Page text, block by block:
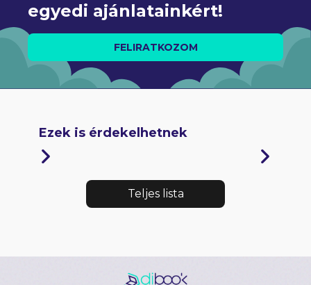
egyedi ajánlatainkért!
FELIRATKOZOM
Ezek is érdekelhetnek
Teljes lista